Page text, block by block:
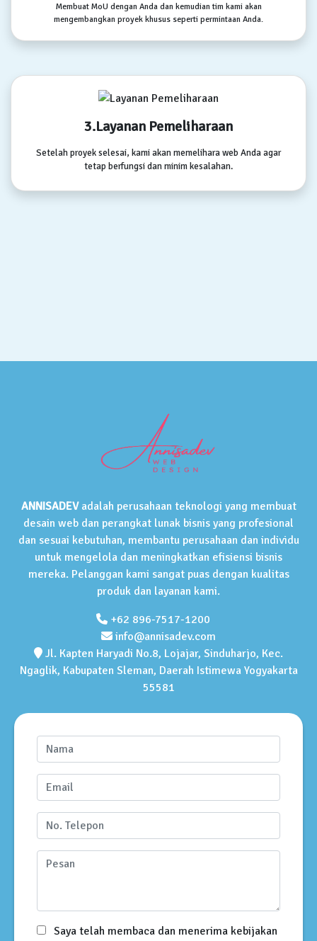
Membuat MoU dengan Anda dan kemudian tim kami akan
mengembangkan proyek khusus seperti permintaan Anda.
3.Layanan Pemeliharaan
Setelah proyek selesai, kami akan memelihara web Anda agar
tetap berfungsi dan minim kesalahan.
ANNISADEVadalah perusahaan teknologi yang membuat
desain web dan perangkat lunak bisnis yang profesional
dan sesuai kebutuhan, membantu perusahaan dan individu
untuk mengelola dan meningkatkan efisiensi bisnis
mereka. Pelanggan kami sangat puas dengan kualitas
produk dan layanan kami.
+62 896-7517-1200
info@annisadev.com
Jl. Kapten Haryadi No.8, Lojajar, Sinduharjo, Kec.
Ngaglik, Kabupaten Sleman, Daerah Istimewa Yogyakarta
55581
Saya telah membaca dan menerima kebijakan